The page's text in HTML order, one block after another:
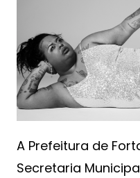
A Prefeitura de
Secretaria